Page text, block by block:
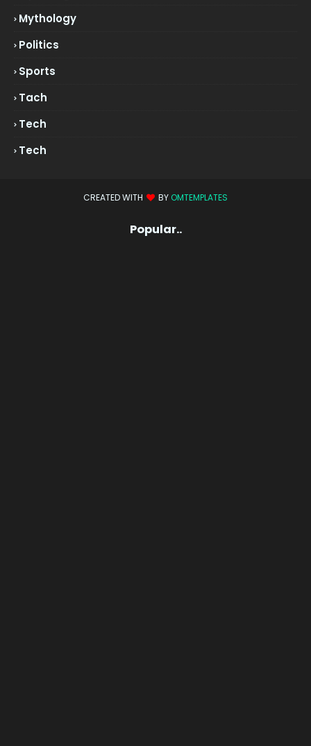
Mythology
Politics
Sports
Tach
Tech
Tech
CREATED WITH BY OMTEMPLATES
Popular..